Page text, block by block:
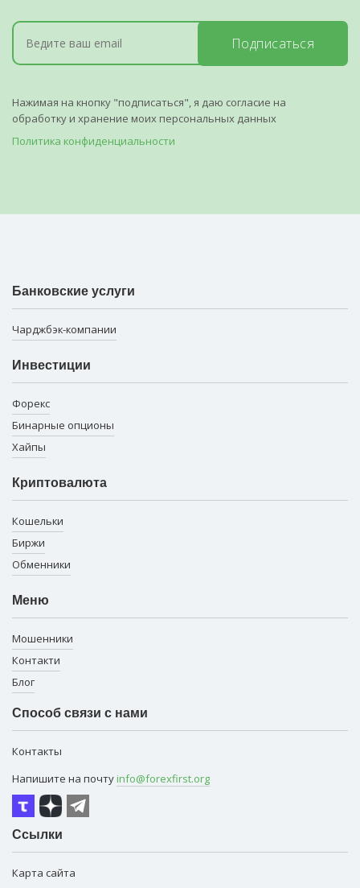
Подписаться
Нажимая на кнопку "подписаться", я даю согласие на
обработку и хранение моих персональных данных
Политика конфиденциальности
Банковские услуги
Чарджбэк-компании
Инвестиции
Форекс
Бинарные опционы
Хайпы
Криптовалюта
Кошельки
Биржи
Обменники
Меню
Мошенники
Контакти
Блог
Способ связи с нами
Контакты
Напишите на почту info@forexfirst.org
Ссылки
Карта сайта